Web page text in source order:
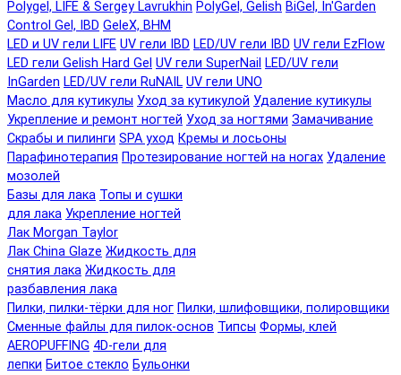
Polygel, LIFE & Sergey Lavrukhin PolyGel, Gelish BiGel, In'Garden
Control Gel, IBD GeleX, BHM
LED и UV гели LIFE UV гели IBD LED/UV гели IBD UV гели EzFlow
LED гели Gelish Hard Gel UV гели SuperNail LED/UV гели
InGarden LED/UV гели RuNAIL UV гели UNO
Масло для кутикулы Уход за кутикулой Удаление кутикулы
Укрепление и ремонт ногтей Уход за ногтями Замачивание
Скрабы и пилинги SPA уход Кремы и лосьоны
Парафинотерапия Протезирование ногтей на ногах Удаление
мозолей
Базы для лака Топы и сушки
для лака Укрепление ногтей
Лак Morgan Taylor
Лак China Glaze Жидкость для
снятия лака Жидкость для
разбавления лака
Пилки, пилки-тёрки для ног Пилки, шлифовщики, полировщики
Сменные файлы для пилок-основ Типсы Формы, клей
AEROPUFFING 4D-гели для
лепки Битое стекло Бульонки